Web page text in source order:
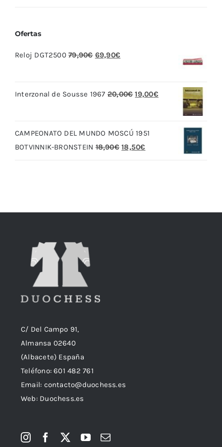
Ofertas
Reloj DGT2500 79,90€ El
era:
69,90€
es:
Interzonal de Sousse 1967 20,00€ El
era:
20,00€.
19,00€El
CAMPEONATO DEL MUNDO MOSCÚ 1951
BOTVINNIK-BRONSTEIN 18,90€ El
18,50€
C/ Del Campo 91,
Almansa 02640
(Albacete) España
Teléfono:601 482 761
Email: contacto@duochess.es
Web: Duochess.es